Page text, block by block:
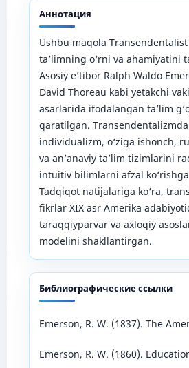
Аннотация
Ushbu maqola
ta’limning o‘rni va ahamiyatini
Asosiy e’tibor Ralph Waldo
David Thoreau kabi yetakchi
asarlarida ifodalangan ta’lim
qaratilgan. Transendentalizmda
individualizm, o‘ziga ishonch,
va an’anaviy ta’lim tizimlarini
intuitiv bilimlarni afzal
Tadqiqot natijalariga ko‘ra,
fikrlar XIX asr Amerika
taraqqiyparvar va axloqiy
modelini shakllantirgan.
Библиографические ссылки
Emerson, R. W. (1837). The
Emerson, R. W. (1860).